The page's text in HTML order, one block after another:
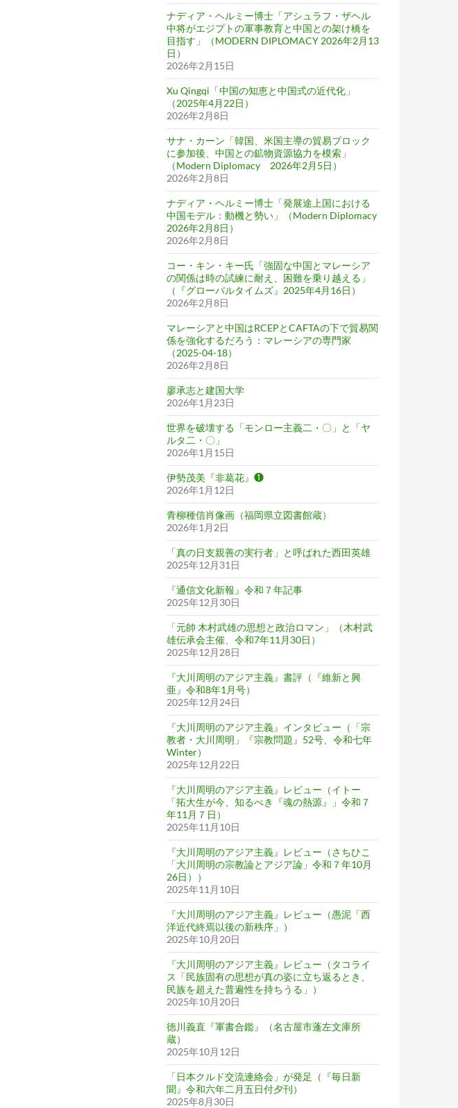
ナディア・ヘルミー博士「アシュラフ・ザヘル
中将がエジプトの軍事教育と中国との架け橋を
目指す」（MODERN DIPLOMACY 2026年2月13
日）
2026年2月15日
Xu Qingqi「中国の知恵と中国式の近代化」
（2025年4月22日）
2026年2月8日
サナ・カーン「韓国、米国主導の貿易ブロック
に参加後、中国との鉱物資源協力を模索」
（Modern Diplomacy 2026年2月5日）
2026年2月8日
ナディア・ヘルミー博士「発展途上国における
中国モデル：動機と勢い」（Modern Diplomacy
2026年2月8日）
2026年2月8日
コー・キン・キー氏「強固な中国とマレーシア
の関係は時の試練に耐え、困難を乗り越える」
（『グローバルタイムズ』2025年4月16日）
2026年2月8日
マレーシアと中国はRCEPとCAFTAの下で貿易関
係を強化するだろう：マレーシアの専門家
（2025-04-18）
2026年2月8日
廖承志と建国大学
2026年1月23日
世界を破壊する「モンロー主義二・〇」と「ヤ
ルタ二・〇」
2026年1月15日
伊勢茂美『非葛花』❶
2026年1月12日
青柳種信肖像画（福岡県立図書館蔵）
2026年1月2日
「真の日支親善の実行者」と呼ばれた西田英雄
2025年12月31日
『通信文化新報』令和７年記事
2025年12月30日
「元帥 木村武雄の思想と政治ロマン」（木村武
雄伝承会主催、令和7年11月30日）
2025年12月28日
『大川周明のアジア主義』書評（『維新と興
亜』令和8年1月号）
2025年12月24日
『大川周明のアジア主義』インタビュー（「宗
教者・大川周明」『宗教問題』52号、令和七年
Winter）
2025年12月22日
『大川周明のアジア主義』レビュー（イトー
「拓大生が今、知るべき『魂の熱源』」令和７
年11月７日）
2025年11月10日
『大川周明のアジア主義』レビュー（さちひこ
「大川周明の宗教論とアジア論」令和７年10月
26日））
2025年11月10日
『大川周明のアジア主義』レビュー（愚泥「西
洋近代終焉以後の新秩序」）
2025年10月20日
『大川周明のアジア主義』レビュー（タコライ
ス「民族固有の思想が真の姿に立ち返るとき、
民族を超えた普遍性を持ちうる」）
2025年10月20日
徳川義直『軍書合鑑』（名古屋市蓬左文庫所
蔵）
2025年10月12日
「日本クルド交流連絡会」が発足（『毎日新
聞』令和六年二月五日付夕刊）
2025年8月30日